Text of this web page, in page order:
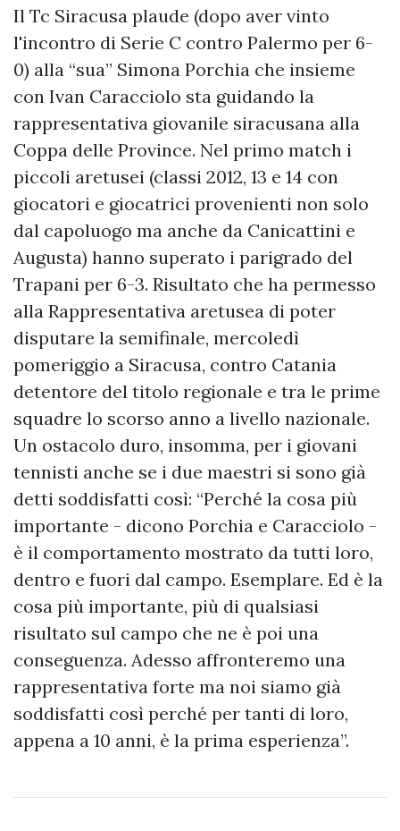
Il Tc Siracusa plaude (dopo aver vinto
l'incontro di Serie C contro Palermo per 6-
0) alla “sua” Simona Porchia che insieme
con Ivan Caracciolo sta guidando la
rappresentativa giovanile siracusana alla
Coppa delle Province. Nel primo match i
piccoli aretusei (classi 2012, 13 e 14 con
giocatori e giocatrici provenienti non solo
dal capoluogo ma anche da Canicattini e
Augusta) hanno superato i parigrado del
Trapani per 6-3. Risultato che ha permesso
alla Rappresentativa aretusea di poter
disputare la semifinale, mercoledì
pomeriggio a Siracusa, contro Catania
detentore del titolo regionale e tra le prime
squadre lo scorso anno a livello nazionale.
Un ostacolo duro, insomma, per i giovani
tennisti anche se i due maestri si sono già
detti soddisfatti così: “Perché la cosa più
importante - dicono Porchia e Caracciolo -
è il comportamento mostrato da tutti loro,
dentro e fuori dal campo. Esemplare. Ed è la
cosa più importante, più di qualsiasi
risultato sul campo che ne è poi una
conseguenza. Adesso affronteremo una
rappresentativa forte ma noi siamo già
soddisfatti così perché per tanti di loro,
appena a 10 anni, è la prima esperienza”.